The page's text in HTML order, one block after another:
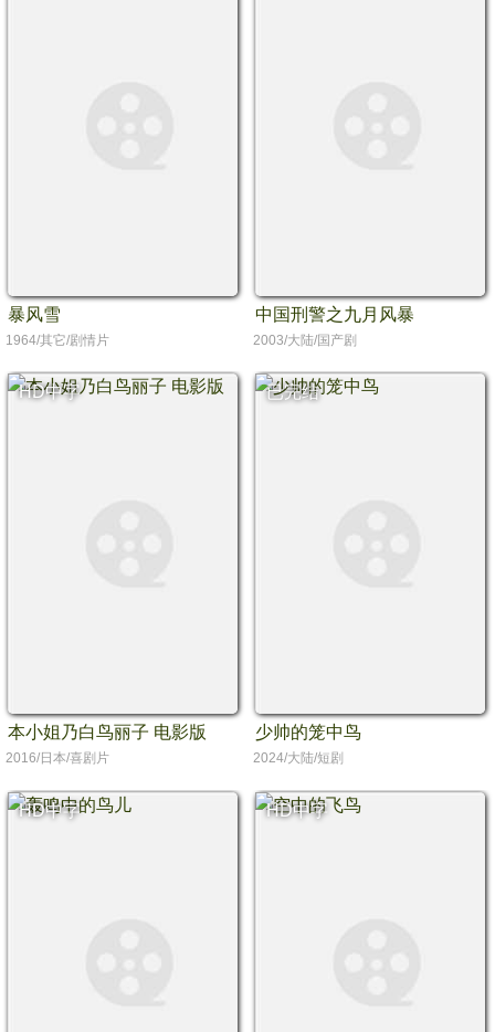
暴风雪
1964/其它/剧情片
中国刑警之九月风暴
2003/大陆/国产剧
HD中字
本小姐乃白鸟丽子 电影版
2016/日本/喜剧片
已完结
少帅的笼中鸟
2024/大陆/短剧
HD中字 HD中字